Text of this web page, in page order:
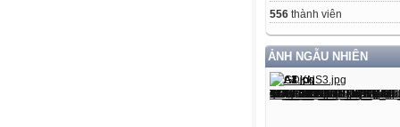
556 thành viên
ẢNH NGẪU NHIÊN